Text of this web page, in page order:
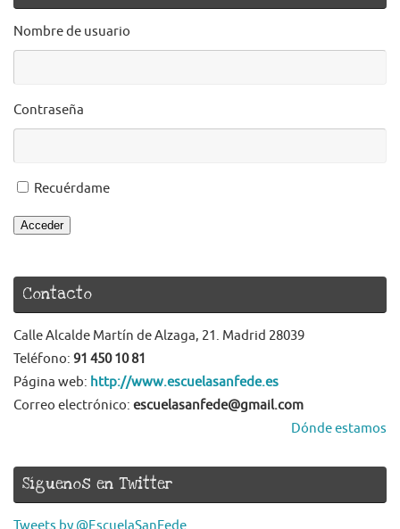
Nombre de usuario
Contraseña
Recuérdame
Acceder
Contacto
Calle Alcalde Martín de Alzaga, 21. Madrid 28039
Teléfono: 91 450 10 81
Página web: http://www.escuelasanfede.es
Correo electrónico: escuelasanfede@gmail.com
Dónde estamos
Síguenos en Twitter